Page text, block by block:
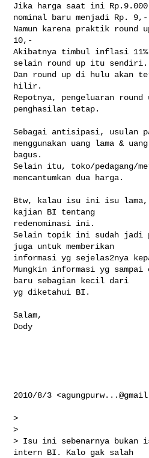
Jika harga saat ini
nominal baru menjadi Rp. 9,-
Namun karena praktik round
10,-
Akibatnya timbul inflasi
selain round up itu sendiri.
Dan round up di hulu akan
hilir.
Repotnya, pengeluaran round
penghasilan tetap.
Sebagai antisipasi, usulan
menggunakan uang lama &
bagus.
Selain itu, toko/pedagang/
mencantumkan dua harga.
Btw, kalau isu ini isu lama,
kajian BI tentang
redenominasi ini.
Selain topik ini sudah jadi
juga untuk memberikan
informasi yg sejelas2nya
Mungkin informasi yg
baru sebagian kecil dari
yg diketahui BI.
Salam,
Dody
2010/8/3 <
>
>
> Isu ini sebenarnya bukan
intern BI. Kalo gak salah